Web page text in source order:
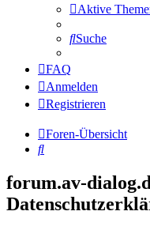
Aktive
Suche
FAQ
Anmelden
Registrieren
Foren-Übersicht
Suche
forum.av-